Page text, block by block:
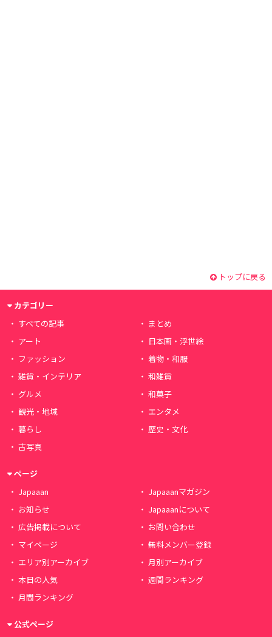
トップに戻る
カテゴリー
すべての記事
まとめ
アート
日本画・浮世絵
ファッション
着物・和服
雑貨・インテリア
和雑貨
グルメ
和菓子
観光・地域
エンタメ
暮らし
歴史・文化
古写真
ページ
Japaaan
Japaaanマガジン
お知らせ
Japaaanについて
広告掲載について
お問い合わせ
マイページ
無料メンバー登録
エリア別アーカイブ
月別アーカイブ
本日の人気
週間ランキング
月間ランキング
公式ページ